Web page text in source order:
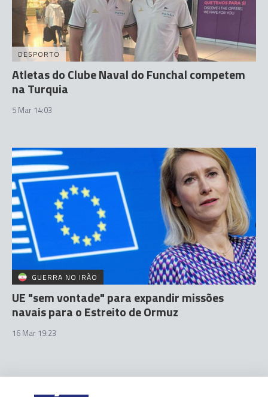
DESPORTO
Atletas do Clube Naval do Funchal competem
na Turquia
5 Mar 14:03
GUERRA NO IRÃO
UE "sem vontade" para expandir missões
navais para o Estreito de Ormuz
16 Mar 19:23